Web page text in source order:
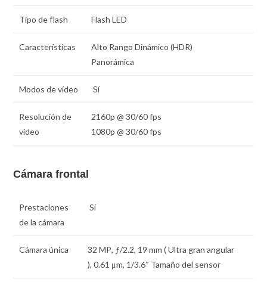
Tipo de flash Flash LED
Características
Alto Rango Dinámico (HDR)
Panorámica
Modos de vídeo Sí
Resolución de
vídeo
2160p @ 30/60 fps
1080p @ 30/60 fps
Cámara frontal
Prestaciones
de la cámara
Sí
Cámara única 32 MP, ƒ/2.2, 19 mm ( Ultra gran angular
),0.61 μm, 1/3.6″ Tamaño del sensor